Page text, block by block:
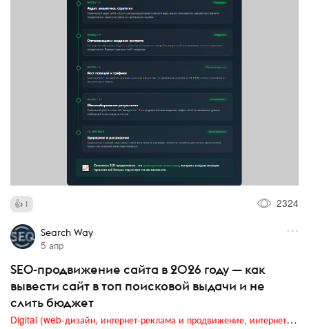
1 2324
Search Way
5 апр
SEO-продвижение сайта в 2026 году — как
вывести сайт в топ поисковой выдачи и не
слить бюджет
Digital (web-дизайн, интернет-реклама и продвижение, интернет-сообщества и блоги, интернет-коммуникации, мобильный маркетинг, реклама на цифровых экранах)